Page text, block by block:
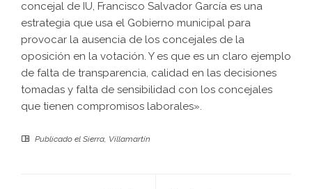
concejal de IU, Francisco Salvador García es una
estrategia que usa el Gobierno municipal para
provocar la ausencia de los concejales de la
oposición en la votación. Y es que es un claro ejemplo
de falta de transparencia, calidad en las decisiones
tomadas y falta de sensibilidad con los concejales
que tienen compromisos laborales».
Publicado el Sierra, Villamartín